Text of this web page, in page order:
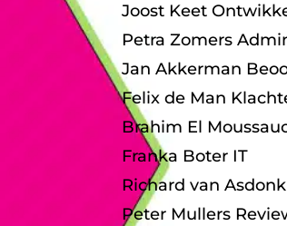
Joost Keet
Petra Zomers
Jan Akkerman
Felix de Man
Brahim El
Franka Boter IT
Richard van
Peter Mullers